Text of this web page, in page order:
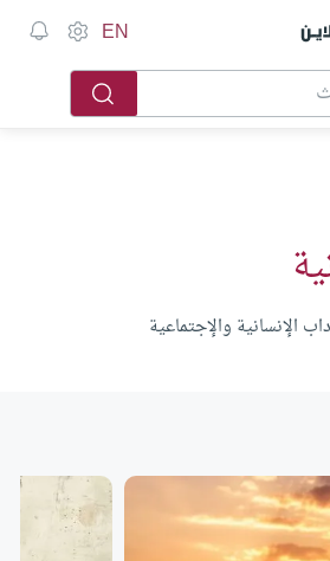
لاين EN
الإنسانية والإجتماعية